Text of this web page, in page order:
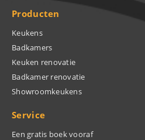
Producten
Keukens
Badkamers
Keuken renovatie
Badkamer renovatie
Showroomkeukens
Service
Een gratis boek vooraf